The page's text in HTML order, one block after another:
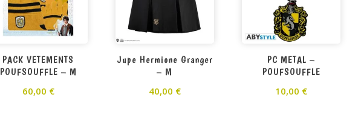
PACK VETEMENTS
POUFSOUFFLE – M
60,00 €
Jupe Hermione Granger
– M
40,00 €
PC METAL –
POUFSOUFFLE
10,00 €